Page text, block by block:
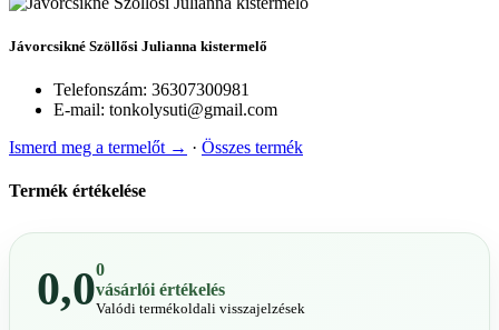
Jávorcsikné Szöllősi Julianna kistermelő
Telefonszám: 36307300981
E-mail: tonkolysuti@gmail.com
Ismerd meg a termelőt → · Összes termék
Termék értékelése
0,00
vásárlói értékelés
Valódi termékoldali visszajelzések